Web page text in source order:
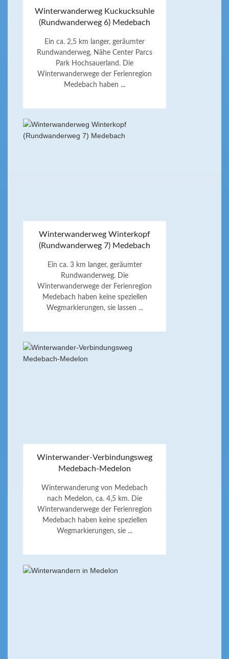
Winterwanderweg Kuckucksuhle
(Rundwanderweg 6) Medebach
Ein ca. 2,5 km langer, geräumter
Rundwanderweg, Nähe Center Parcs
Park Hochsauerland. Die
Winterwanderwege der Ferienregion
Medebach haben ...
Winterwanderweg Winterkopf
(Rundwanderweg 7) Medebach
Ein ca. 3 km langer, geräumter
Rundwanderweg. Die
Winterwanderwege der Ferienregion
Medebach haben keine speziellen
Wegmarkierungen, sie lassen ...
Winterwander-Verbindungsweg
Medebach-Medelon
Winterwanderung von Medebach
nach Medelon, ca. 4,5 km. Die
Winterwanderwege der Ferienregion
Medebach haben keine speziellen
Wegmarkierungen, sie ...